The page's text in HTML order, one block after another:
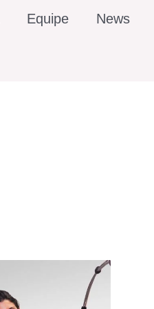
Equipe News